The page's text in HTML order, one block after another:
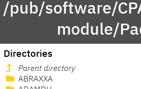
/pub/software/
module/
Directories
Parent directory
ABRAXXA